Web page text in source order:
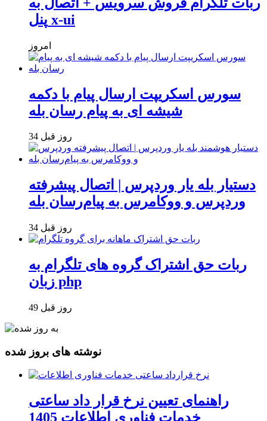
پنل x-ui
امروز
سورس اسکریپت ارسال پیام با دکمه
شیشه ای به پیام رسان بله
34 روز قبل
دستیار بله یار وردپرس | اتصال پیشرفته
وردپرس و ووکامرس به پیام‌رسان بله
34 روز قبل
ربات حق اشتراک گروه های تلگرام به
زبان php
49 روز قبل
نوشته های بروز شده
راهنمای تعیین نرخ قرار داد ساعتی
خدمات فناوری اطلاعات 1405